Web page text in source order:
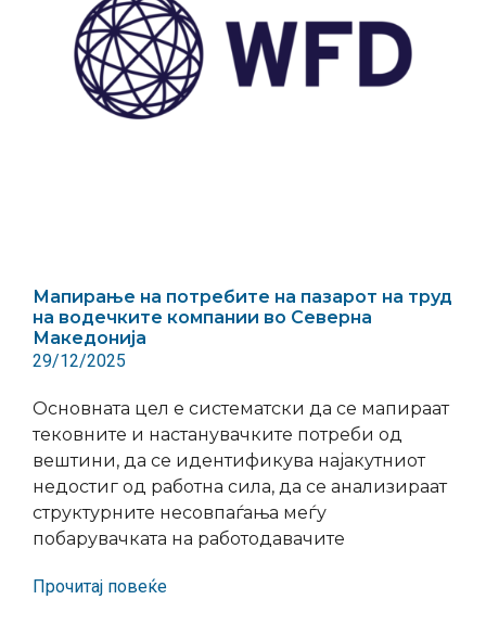
Мапирање на потребите на пазарот на труд
на водечките компании во Северна
Македонија
29/12/2025
Основната цел е систематски да се мапираат
тековните и настанувачките потреби од
вештини, да се идентификува најакутниот
недостиг од работна сила, да се анализираат
структурните несовпаѓања меѓу
побарувачката на работодавачите
Прочитај повеќе